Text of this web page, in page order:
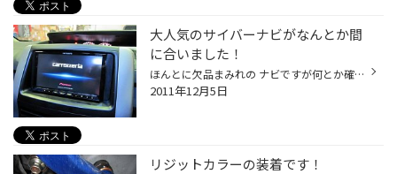
大人気のサイバーナビがなんとか間
に合いました！
ほんとに欠品まみれの ナビですが何とか確保しました。 パイオニアさんのサイバーナビ ＺＨ09ＣＳの装着です。 取り付けの方もバッチリ完了 ＥＴＣ・バックカメラも純正位置に取り付けでクオリティーバツグン作業！ ありがとうございます！
2011年12月5日
リジットカラーの装着です！